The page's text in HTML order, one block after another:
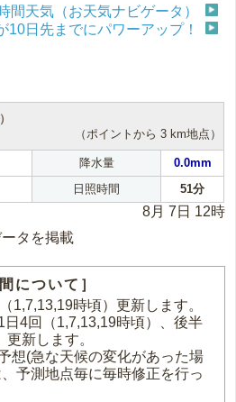
間天気（お天気ナビゲータ）
10日先までにパワーアップ！
（ポイントから 3 km地点）
降水量
0.0mm
日照時間 51分
8月 7日 12時
タを掲載
について］
1,7,13,19時頃）更新します。
4回（1,7,13,19時頃）、後半
新します。
想(急な天候の変化があった場
予測地点毎に毎時修正を行っ